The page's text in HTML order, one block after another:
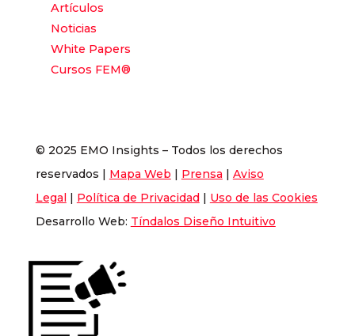
Artículos
Noticias
White Papers
Cursos FEM®
© 2025 EMO Insights – Todos los derechos
reservados | Mapa Web | Prensa | Aviso
Legal| Política de Privacidad| Uso de las Cookies
Desarrollo Web: Tíndalos Diseño Intuitivo